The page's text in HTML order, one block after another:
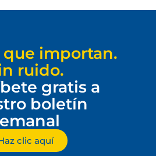
que importan.
ruido.
gratis a
boletín
clic aquí